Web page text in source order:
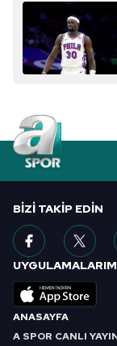
ANASAYFA
A SPOR CANLI
BIZI TAKIP EDIN